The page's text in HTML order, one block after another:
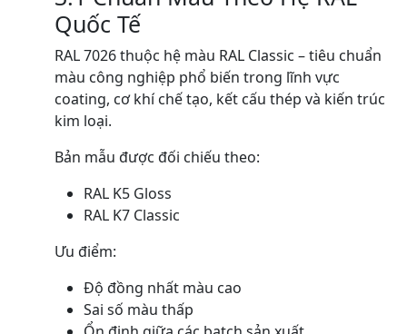
Quốc Tế
RAL 7026 thuộc hệ màu RAL Classic – tiêu chuẩn
màu công nghiệp phổ biến trong lĩnh vực
coating, cơ khí chế tạo, kết cấu thép và kiến trúc
kim loại.
Bản mẫu được đối chiếu theo:
RAL K5 Gloss
RAL K7 Classic
Ưu điểm:
Độ đồng nhất màu cao
Sai số màu thấp